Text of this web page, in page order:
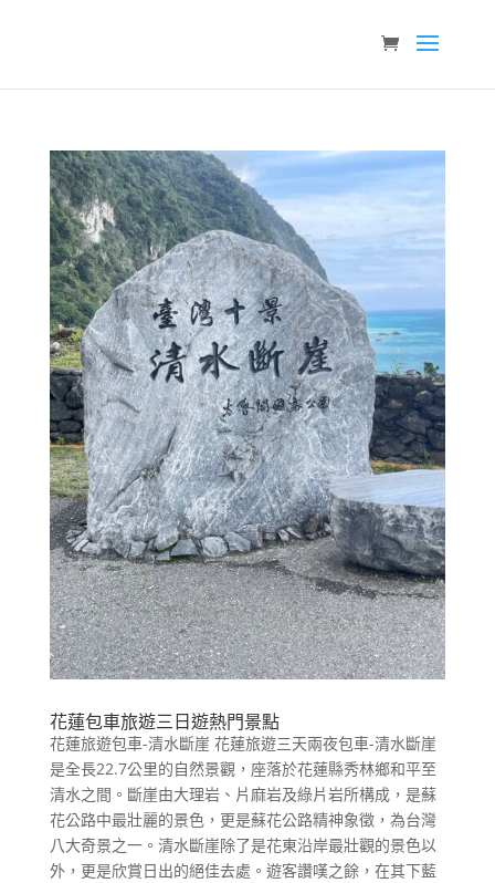
花蓮包車旅遊三日遊熱門景點
花蓮旅遊包車-清水斷崖 花蓮旅遊三天兩夜包車-清水斷崖
是全長22.7公里的自然景觀，座落於花蓮縣秀林鄉和平至
清水之間。斷崖由大理岩、片麻岩及綠片岩所構成，是蘇
花公路中最壯麗的景色，更是蘇花公路精神象徵，為台灣
八大奇景之一。清水斷崖除了是花東沿岸最壯觀的景色以
外，更是欣賞日出的絕佳去處。遊客讚嘆之餘，在其下藍